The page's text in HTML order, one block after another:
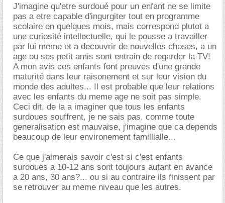
J'imagine qu'etre surdoué pour un enfant ne se limite
pas a etre capable d'ingurgiter tout en programme
scolaire en quelques mois, mais correspond plutot a
une curiosité intellectuelle, qui le pousse a travailler
par lui meme et a decouvrir de nouvelles choses, a un
age ou ses petit amis sont entrain de regarder la TV!
A mon avis ces enfants font preuves d'une grande
maturité dans leur raisonement et sur leur vision du
monde des adultes... Il est probable que leur relations
avec les enfants du meme age ne soit pas simple.
Ceci dit, de la a imaginer que tous les enfants
surdoues souffrent, je ne sais pas, comme toute
generalisation est mauvaise, j'imagine que ca depends
beaucoup de leur environement famillialle...
Ce que j'aimerais savoir c'est si c'est enfants
surdoues a 10-12 ans sont toujours autant en avance
a 20 ans, 30 ans?... ou si au contraire ils finissent par
se retrouver au meme niveau que les autres.